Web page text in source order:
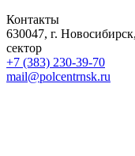
Контакты
630047, г.
сектор
+7 (383) 230-39-70
mail@polcentrnsk.ru